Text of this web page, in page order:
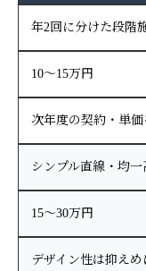
年2回に分けた段階
10〜15万円
次年度の契約・単価
シンプル直線・均
15〜30万円
デザイン性は抑えめ